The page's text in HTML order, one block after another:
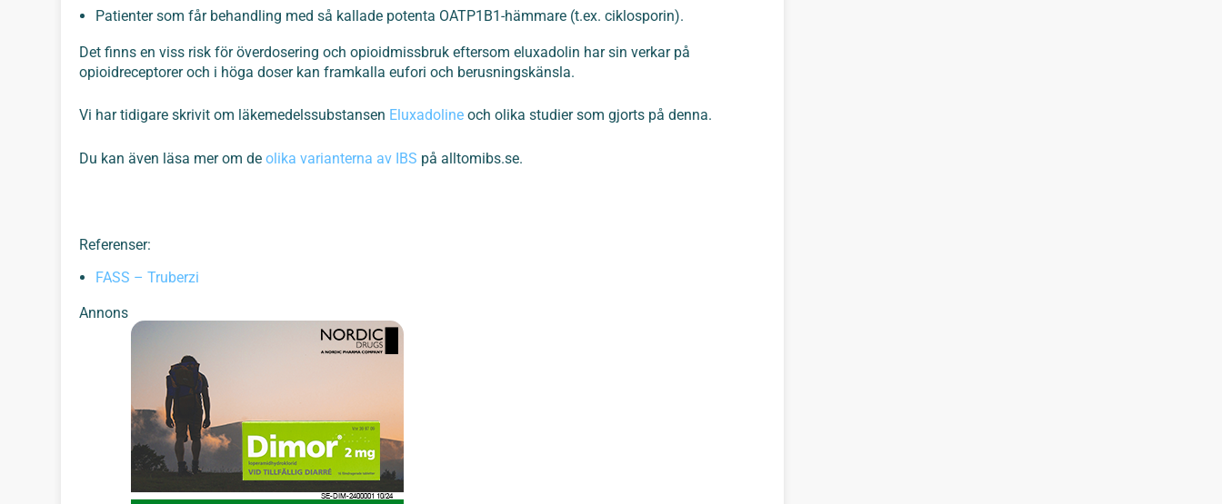
Patienter som får behandling med så kallade potenta OATP1B1-hämmare (t.ex. ciklosporin).
Det finns en viss risk för överdosering och opioidmissbruk eftersom eluxadolin har sin verkar på
opioidreceptorer och i höga doser kan framkalla eufori och berusningskänsla.
Vi har tidigare skrivit om läkemedelssubstansen Eluxadoline och olika studier som gjorts på denna.
Du kan även läsa mer om deolika varianterna av IBS på alltomibs.se.
Referenser:
FASS – Truberzi
Annons